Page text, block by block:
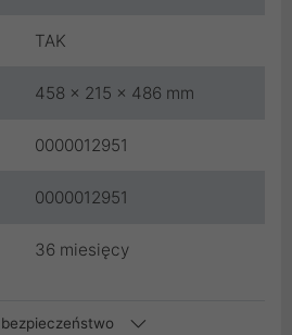
TAK
458 x 215 x 486 mm
0000012951
0000012951
36 miesięcy